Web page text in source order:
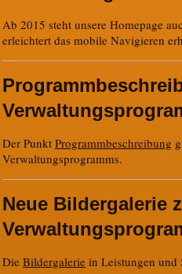
Ab 2015 steht unsere Homepage
erleichtert das mobile Navigieren
Der Punkt Programmbeschreibung
Verwaltungsprogramms.
Neue Bildergalerie
Die Bildergalerie in Leistungen und